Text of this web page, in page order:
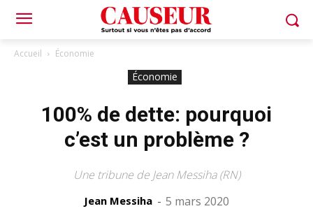
Accueil Économie
Économie
100% de dette: pourquoi
c’est un problème ?
Une tribune de Jean Messiha (RN)
Jean Messiha - 5 mars 2020